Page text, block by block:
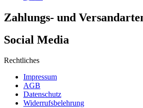
Zahlungs- und
Social Media
Rechtliches
Impressum
AGB
Datenschutz
Widerrufsbelehrung